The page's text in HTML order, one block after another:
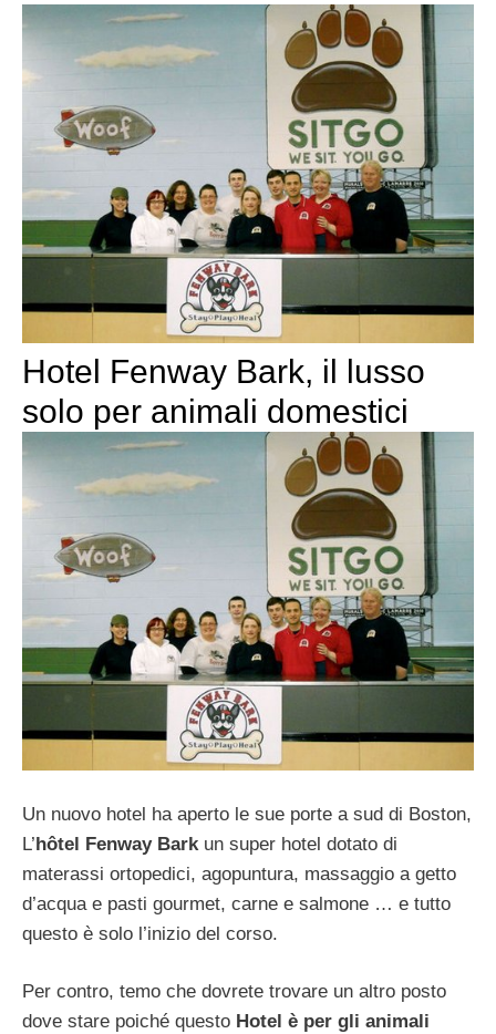
Hotel Fenway Bark, il lusso
solo per animali domestici
Un nuovo hotel ha aperto le sue porte a sud di Boston,
L’hôtel Fenway Barkun super hotel dotato di
materassi ortopedici, agopuntura, massaggio a getto
d’acqua e pasti gourmet, carne e salmone … e tutto
questo è solo l’inizio del corso.
Per contro, temo che dovrete trovare un altro posto
dove stare poiché questo Hotel è per gli animali